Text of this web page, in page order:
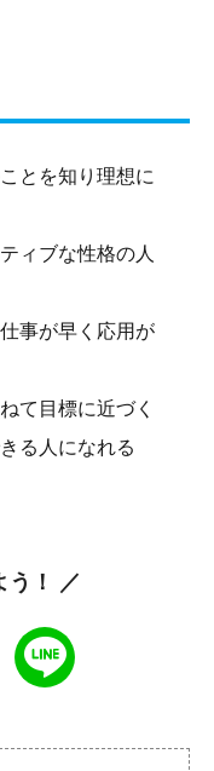
とを知り理想に
ィブな性格の人
事が早く応用が
て目標に近づく
る人になれる
う！ ／